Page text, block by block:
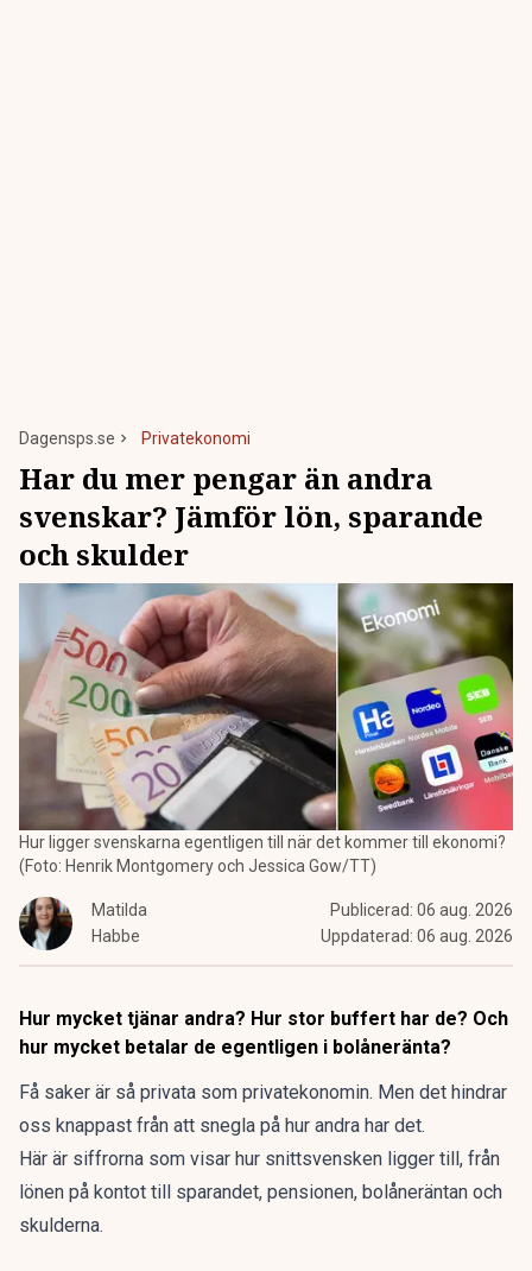
Dagensps.se Privatekonomi
Har du mer pengar än andra
svenskar? Jämför lön, sparande
och skulder
Hur ligger svenskarna egentligen till när det kommer till ekonomi?
(Foto: Henrik Montgomery och Jessica Gow/TT)
Matilda
Habbe
Publicerad: 06 aug. 2026
Uppdaterad: 06 aug. 2026
Hur mycket tjänar andra? Hur stor buffert har de? Och
hur mycket betalar de egentligen i bolåneränta?
Få saker är så privata som privatekonomin. Men det hindrar
oss knappast från att snegla på hur andra har det.
Här är siffrorna som visar hur snittsvensken ligger till, från
lönen på kontot till sparandet, pensionen, bolåneräntan och
skulderna.